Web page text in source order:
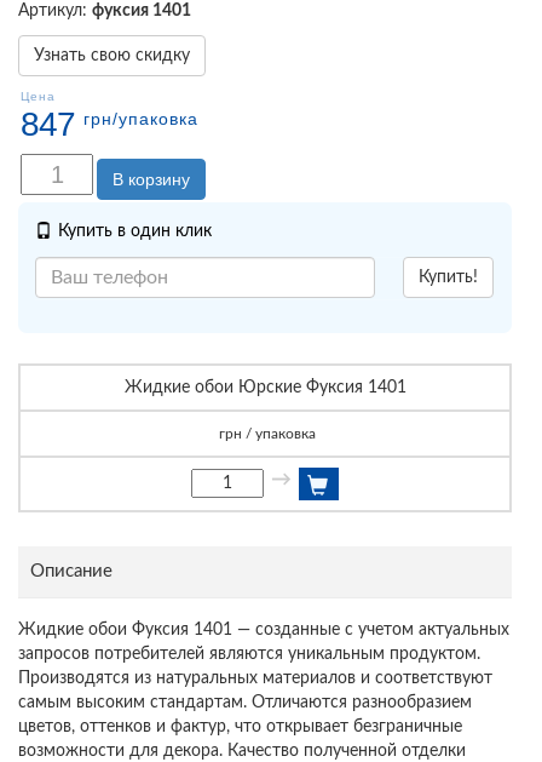
Артикул: фуксия 1401
Узнать свою скидку
Цена
847 грн/упаковка
В корзину
Купить в один клик
Купить!
Жидкие обои Юрские Фуксия 1401
грн / упаковка
→
Описание
Жидкие обои Фуксия 1401 — созданные с учетом актуальных
запросов потребителей являются уникальным продуктом.
Производятся из натуральных материалов и соответствуют
самым высоким стандартам. Отличаются разнообразием
цветов, оттенков и фактур, что открывает безграничные
возможности для декора. Качество полученной отделки